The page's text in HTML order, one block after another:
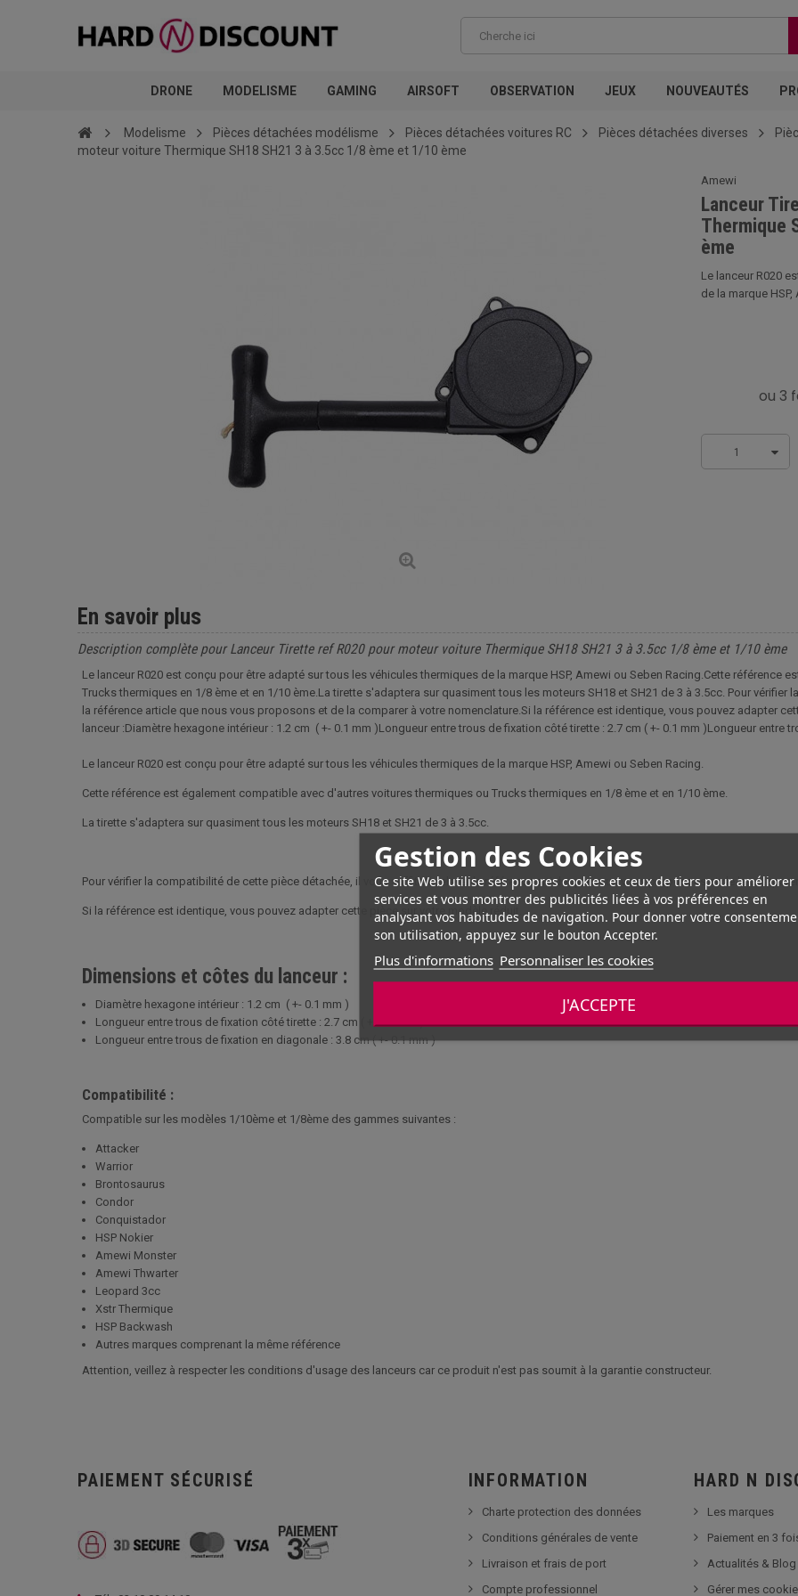
DRONE MODELISME GAMING AIRSOFT OBSERVATION JEUX NOUVEAUTÉS
Gestion des Cookies
Ce site Web utilise ses propres cookies et ceux de tiers pour améliorer
services et vous montrer des publicités liées à vos préférences en
analysant vos habitudes de navigation. Pour donner votre
son utilisation, appuyez sur le bouton Accepter.
Plus d'informations Personnaliser les cookies
J'ACCEPTE
Modelisme Pièces détachées modélisme Pièces détachées voitures RC Pièces détachées diverses
moteur voiture Thermique SH18 SH21 3 à 3.5cc 1/8 ème et 1/10 ème
Amewi
Lanceur
Thermique
ème
Le lanceur R020
de la marque
1
En savoir plus
Description complète pour Lanceur Tirette ref R020 pour moteur voiture Thermique SH18 SH21 3 à 3.5cc 1/8 ème et 1/10 ème
Le lanceur R020 est conçu pour être adapté sur tous les véhicules thermiques de la marque HSP, Amewi ou Seben Racing.Cette référence
Trucks thermiques en 1/8 ème et en 1/10 ème.La tirette s'adaptera sur quasiment tous les moteurs SH18 et SH21 de 3 à 3.5cc. Pour
la référence article que nous vous proposons et de la comparer à votre nomenclature.Si la référence est identique, vous pouvez adapter
lanceur :Diamètre hexagone intérieur : 1.2 cm ( +- 0.1 mm )Longueur entre trous de fixation côté tirette : 2.7 cm ( +- 0.1 mm )Longueur entre
Le lanceur R020 est conçu pour être adapté sur tous les véhicules thermiques de la marque HSP, Amewi ou Seben Racing.
Cette référence est également compatible avec d'autres voitures thermiques ou Trucks thermiques en 1/8 ème et en 1/10 ème.
La tirette s'adaptera sur quasiment tous les moteurs SH18 et SH21 de 3 à 3.5cc.
Pour vérifier la compatibilité de cette pièce détachée, il vous suffit de relever la référence article que nous vous proposons et de la
Si la référence est identique, vous pouvez adapter cette pièce sur votre modèle réduit.
Dimensions et côtes du lanceur :
Diamètre hexagone intérieur : 1.2 cm ( +- 0.1 mm )
Longueur entre trous de fixation côté tirette : 2.7 cm ( +- 0.1 mm )
Longueur entre trous de fixation en diagonale : 3.8 cm ( +- 0.1 mm )
Compatibilité :
Compatible sur les modèles 1/10ème et 1/8ème des gammes suivantes :
Attacker
Warrior
Brontosaurus
Condor
Conquistador
HSP Nokier
Amewi Monster
Amewi Thwarter
Leopard 3cc
Xstr Thermique
HSP Backwash
Autres marques comprenant la même référence
Attention, veillez à respecter les conditions d'usage des lanceurs car ce produit n'est pas soumit à la garantie constructeur.
PAIEMENT SÉCURISÉ INFORMATION
Charte protection des données
Conditions générales de vente
Livraison et frais de port
Compte professionnel
HARD N
Les marques
Paiement en 3
Actualités & Blog
Gérer mes